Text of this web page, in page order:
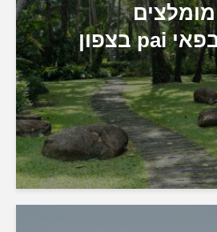
מומלצים
למשפחות בפאי pai בצפון